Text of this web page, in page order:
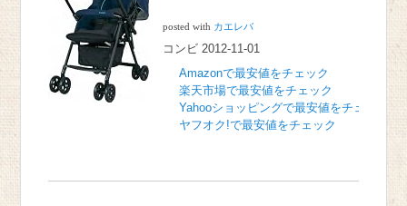
posted with カエレバ
コンビ 2012-11-01
Amazonで最安値をチェック
楽天市場で最安値をチェック
Yahooショッピングで最安値をチェック
ヤフオク!で最安値をチェック